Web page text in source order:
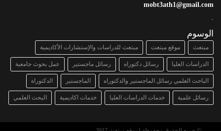
mobt3ath1@gmail.com
الوسوم
مبتعث موقع مبتعث مبتعث للدراسات والإستشارات الأكاديمية
الدراسات العليا رسائل دكتوراه رسائل ماجستير عمل بحوث جامعية
الباحث العلمي رسائل الماجستير والدكتوراه الماجستير الدكتوراة
رسائل علمية خدمات الدراسات العليا خدمات اكاديمية البحث العلمي